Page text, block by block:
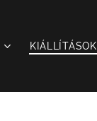
KIÁLLÍTÁSOK